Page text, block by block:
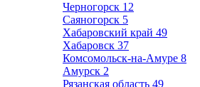
Черногорск 12
Саяногорск 5
Хабаровский край 49
Хабаровск 37
Комсомольск-на-Амуре 8
Амурск 2
Рязанская область 49